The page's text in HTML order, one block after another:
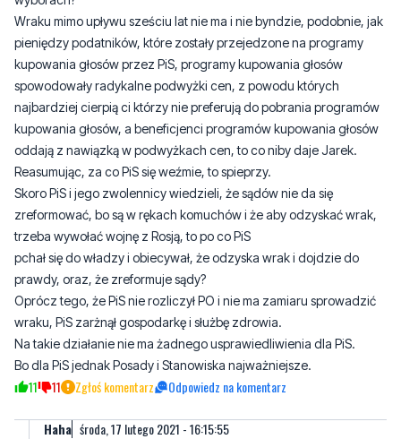
Wraku mimo upływu sześciu lat nie ma i nie byndzie, podobnie, jak
pieniędzy podatników, które zostały przejedzone na programy
kupowania głosów przez PiS, programy kupowania głosów
spowodowały radykalne podwyżki cen, z powodu których
najbardziej cierpią ci którzy nie preferują do pobrania programów
kupowania głosów, a beneficjenci programów kupowania głosów
oddają z nawiązką w podwyżkach cen, to co niby daje Jarek.
Reasumując, za co PiS się weźmie, to spieprzy.
Skoro PiS i jego zwolennicy wiedzieli, że sądów nie da się
zreformować, bo są w rękach komuchów i że aby odzyskać wrak,
trzeba wywołać wojnę z Rosją, to po co PiS
pchał się do władzy i obiecywał, że odzyska wrak i dojdzie do
prawdy, oraz, że zreformuje sądy?
Oprócz tego, że PiS nie rozliczył PO i nie ma zamiaru sprowadzić
wraku, PiS zarżnął gospodarkę i służbę zdrowia.
Na takie działanie nie ma żadnego usprawiedliwienia dla PiS.
Bo dla PiS jednak Posady i Stanowiska najważniejsze.
11 11 Zgłoś komentarz Odpowiedz na komentarz
Haha środa, 17 lutego 2021 - 16:15:55